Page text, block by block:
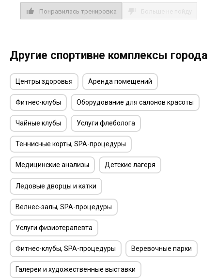
Понравилась тренировка
Другие спортивне комплексы города
Центры здоровья Аренда помещений
Фитнес-клубы Оборудование для салонов красоты
Чайные клубы Услуги флеболога
Теннисные корты, SPA-процедуры
Медицинские анализы Детские лагеря
Ледовые дворцы и катки
Велнес-залы, SPA-процедуры
Услуги физиотерапевта
Фитнес-клубы, SPA-процедуры Веревочные парки
Галереи и художественные выставки